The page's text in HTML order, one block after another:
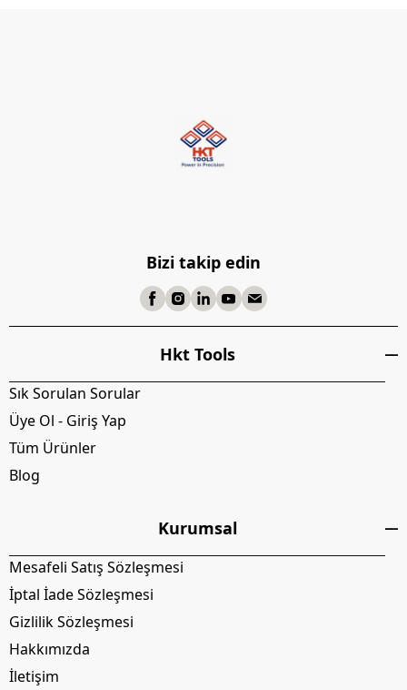
Bizi takip edin
Hkt Tools
Sık Sorulan Sorular
Üye Ol - Giriş Yap
Tüm Ürünler
Blog
Kurumsal
Mesafeli Satış Sözleşmesi
İptal İade Sözleşmesi
Gizlilik Sözleşmesi
Hakkımızda
İletişim